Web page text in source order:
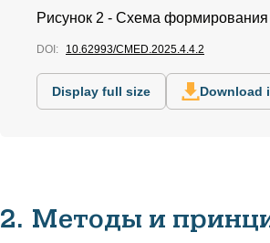
Рисунок 2 - Схема формирования
DOI: 10.62993/CMED.2025.4.4.2
Display full size Download
2. Методы и